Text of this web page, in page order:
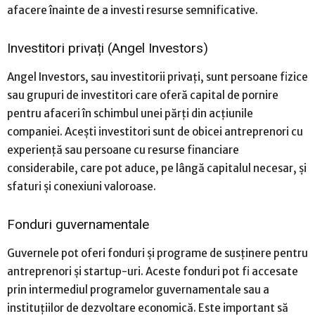
afacere înainte de a investi resurse semnificative.
Investitori privați (Angel Investors)
Angel Investors, sau investitorii privați, sunt persoane fizice
sau grupuri de investitori care oferă capital de pornire
pentru afaceri în schimbul unei părți din acțiunile
companiei. Acești investitori sunt de obicei antreprenori cu
experiență sau persoane cu resurse financiare
considerabile, care pot aduce, pe lângă capitalul necesar, și
sfaturi și conexiuni valoroase.
Fonduri guvernamentale
Guvernele pot oferi fonduri și programe de susținere pentru
antreprenori și startup-uri. Aceste fonduri pot fi accesate
prin intermediul programelor guvernamentale sau a
instituțiilor de dezvoltare economică. Este important să